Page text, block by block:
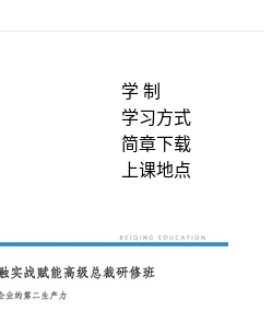
学 制
学习方式
简章下载
上课地点